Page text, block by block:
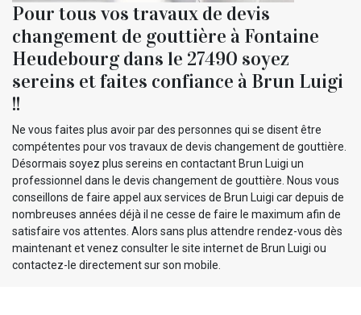
Pour tous vos travaux de devis
changement de gouttière à Fontaine
Heudebourg dans le 27490 soyez
sereins et faites confiance à Brun Luigi
!!
Ne vous faites plus avoir par des personnes qui se disent être
compétentes pour vos travaux de devis changement de gouttière.
Désormais soyez plus sereins en contactant Brun Luigi un
professionnel dans le devis changement de gouttière. Nous vous
conseillons de faire appel aux services de Brun Luigi car depuis de
nombreuses années déjà il ne cesse de faire le maximum afin de
satisfaire vos attentes. Alors sans plus attendre rendez-vous dès
maintenant et venez consulter le site internet de Brun Luigi ou
contactez-le directement sur son mobile.